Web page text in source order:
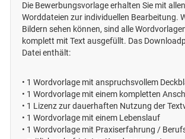
Die Bewerbungsvorlage erhalten Sie mit
Worddateien zur individuellen Bearbeitung.
Bildern sehen können, sind alle
komplett mit Text ausgefüllt. Das
Datei enthält:
• 1 Wordvorlage mit anspruchsvollem
• 1 Wordvorlage mit einem kompletten
• 1 Lizenz zur dauerhaften Nutzung der
• 1 Wordvorlage mit einem Lebenslauf
• 1 Wordvorlage mit Praxiserfahrung /